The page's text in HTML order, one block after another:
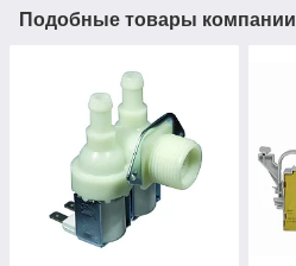
Подобные товары компании